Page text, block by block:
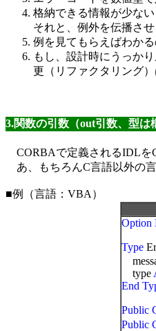
格納できる情報が少な
それと、例外を伝播さ
例を見てもらえばわか
もし、設計時にうっか
更（リファクタリング）
3.関数の引数（out引数、型
CORBAで定義されるIDLをC
あ、もちろんC言語以外の
■例（言語：VBA）
Option
Type
type
End
Public
Public